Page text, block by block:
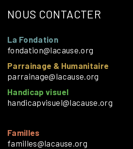
NOUS CONTACTER
La Fondation
fondation@lacause.org
Parrainage & Humanitaire
parrainage@lacause.org
Handicap visuel
handicapvisuel@lacause.org
Familles
familles@lacause.org